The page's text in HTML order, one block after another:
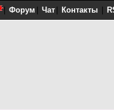
Форум Чат Контакты